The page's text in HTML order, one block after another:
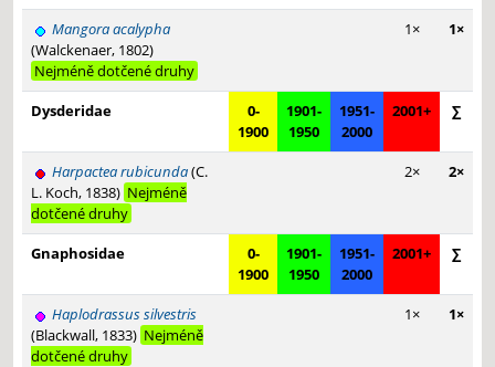
Mangora acalypha
(Walckenaer, 1802)
Nejméně dotčené druhy
1× 1×
Dysderidae
0-
1900
1901-
1950
1951-
2000
2001+ ∑
Harpactea rubicunda(C.
L. Koch, 1838) Nejméně
dotčené druhy
2× 2×
Gnaphosidae
0-
1900
1901-
1950
1951-
2000
2001+ ∑
Haplodrassus silvestris
(Blackwall, 1833) Nejméně
dotčené druhy
1× 1×